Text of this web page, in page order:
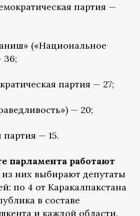
партия —
(«Национальное
36;
партия — 27;
— 20;
партия — 15.
парламента работают
из них выбирают депутаты
по 4 от Каракалпакстана
в составе
и каждой области.